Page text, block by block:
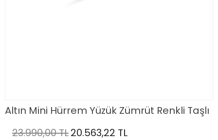
Altın Mini Hürrem Yüzük Zümrüt Renkli Taşlı
23.990,00 TL20.563,22 TL